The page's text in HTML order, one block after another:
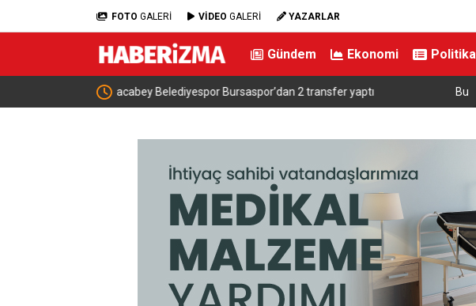
FOTO GALERİ VİDEO GALERİ YAZARLAR
Gündem Ekonomi Politika
Bursa’dan dünyanın dört bir yanına klasik araç: Dünyada sayılı kalan